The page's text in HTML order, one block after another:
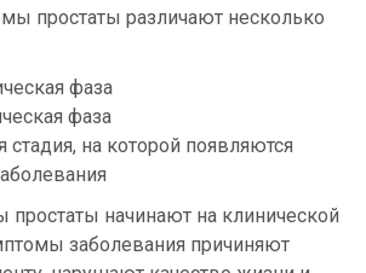
простаты различают несколько
фаза
фаза
стадия, на которой появляются
начинают на клинической
заболевания причиняют